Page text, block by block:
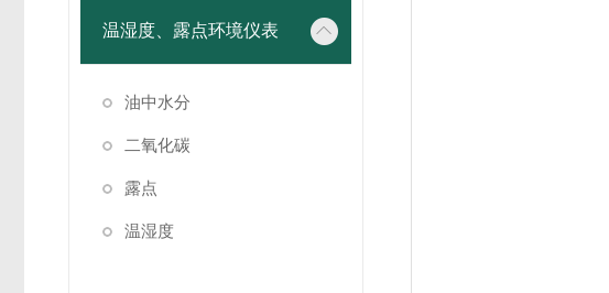
温湿度、露点环境仪表
油中水分
二氧化碳
露点
温湿度